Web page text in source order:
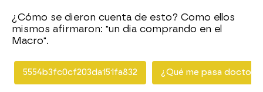
¿Cómo se dieron cuenta de esto? Como ellos
mismos afirmaron: "un dia comprando en el
Macro".
5554b3fc0cf203da151fa832 ¿Qué me pasa doctor?